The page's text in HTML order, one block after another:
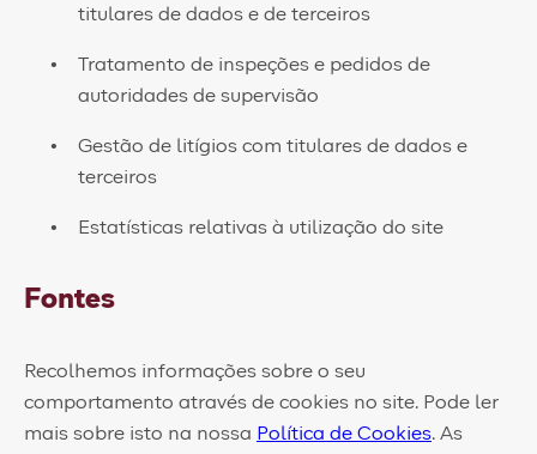
titulares de dados e de terceiros
Tratamento de inspeções e pedidos de
autoridades de supervisão
Gestão de litígios com titulares de dados e
terceiros
Estatísticas relativas à utilização do site
Fontes
Recolhemos informações sobre o seu
comportamento através de cookies no site. Pode ler
mais sobre isto na nossa Política de Cookies. As